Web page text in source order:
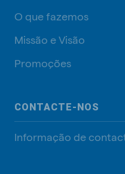
O que fazemos
Missão e Visão
Promoções
CONTACTE-NOS
Informação de